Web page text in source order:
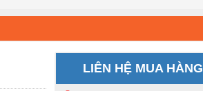
LIÊN HỆ MUA HÀNG